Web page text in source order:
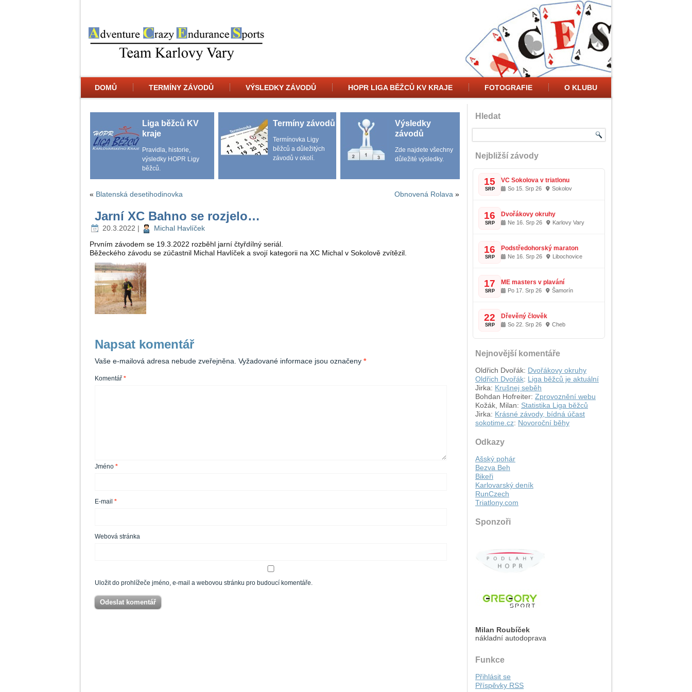
DOMŮ TERMÍNY ZÁVODŮ VÝSLEDKY ZÁVODŮ HOPR LIGA BĚŽCŮ KV KRAJE FOTOGRAFIE O KLUBU
Liga běžců KV
kraje
Pravidla, historie,
výsledky HOPR Ligy
běžců.
Termíny závodů
Termínovka Ligy
běžců a důležitých
závodů v okolí.
Výsledky
závodů
Zde najdete všechny
důležité výsledky.
« Blatenská desetihodinovka Obnovená Rolava »
Jarní XC Bahno se rozjelo…
20.3.2022 |
Michal Havlíček
Prvním závodem se 19.3.2022 rozběhl jarní čtyřdílný seriál.
Běžeckého závodu se zúčastnil Michal Havlíček a svojí kategorii na XC Michal v Sokolově zvítězil.
Napsat komentář
Vaše e-mailová adresa nebude zveřejněna. Vyžadované informace jsou označeny *
Komentář *
Jméno *
E-mail *
Webová stránka
Uložit do prohlížeče jméno, e-mail a webovou stránku pro budoucí komentáře.
Hledat
Nejbližší závody
15
SRP
VC Sokolova v triatlonu
So 15. Srp 26 Sokolov
16
SRP
Dvořákovy okruhy
Ne 16. Srp 26 Karlovy Vary
16
SRP
Podstředohorský maraton
Ne 16. Srp 26 Libochovice
17
SRP
ME masters v plavání
Po 17. Srp 26 Šamorín
22
SRP
Dřevěný člověk
So 22. Srp 26 Cheb
Nejnovější komentáře
Oldřich Dvořák: Dvořákovy okruhy
Oldřich Dvořák: Liga běžců je aktuální
Jirka: Krušnej seběh
Bohdan Hofreiter: Zprovoznění webu
Kožák, Milan: Statistika Liga běžců
Jirka: Krásné závody, bídná účast
sokotime.cz: Novoroční běhy
Odkazy
Ašský pohár
Bezva Beh
Bikeři
Karlovarský deník
RunCzech
Triatlony.com
Sponzoři
Milan Roubíček
nákladní autodoprava
Funkce
Přihlásit se
Příspěvky RSS